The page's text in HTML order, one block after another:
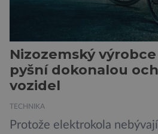
Nizozemský
pyšní dokonalou
vozidel
TECHNIKA
Protože elektrokola